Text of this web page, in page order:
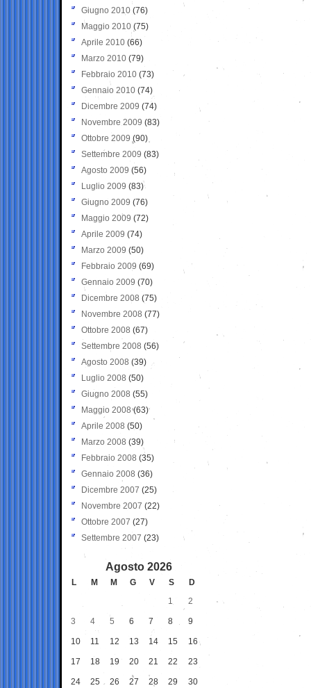
Giugno 2010 (76)
Maggio 2010 (75)
Aprile 2010 (66)
Marzo 2010 (79)
Febbraio 2010 (73)
Gennaio 2010 (74)
Dicembre 2009 (74)
Novembre 2009 (83)
Ottobre 2009 (90)
Settembre 2009 (83)
Agosto 2009 (56)
Luglio 2009 (83)
Giugno 2009 (76)
Maggio 2009 (72)
Aprile 2009 (74)
Marzo 2009 (50)
Febbraio 2009 (69)
Gennaio 2009 (70)
Dicembre 2008 (75)
Novembre 2008 (77)
Ottobre 2008 (67)
Settembre 2008 (56)
Agosto 2008 (39)
Luglio 2008 (50)
Giugno 2008 (55)
Maggio 2008(63)
Aprile 2008 (50)
Marzo 2008 (39)
Febbraio 2008 (35)
Gennaio 2008 (36)
Dicembre 2007 (25)
Novembre 2007 (22)
Ottobre 2007 (27)
Settembre 2007 (23)
Agosto 2026
L M M G V S
D
1
2
3 4 5 6 7 8 9
10 11 12 13 14 15 16
17 18 19 20 21 22 23
24 25 26 27 28 29 30